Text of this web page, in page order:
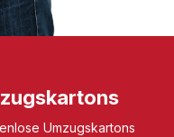
Umzugskartons